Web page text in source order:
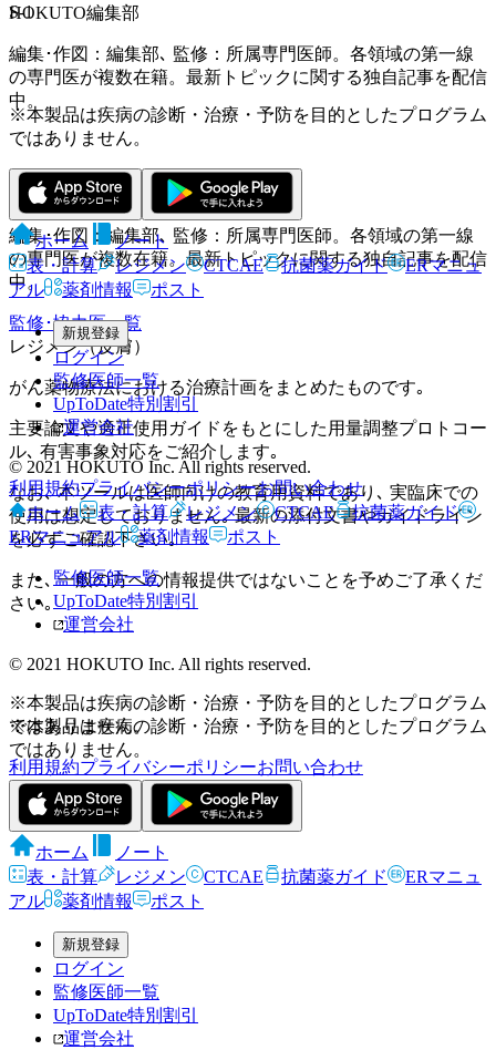
S-1
※本製品は疾病の診断・治療・予防を目的としたプログラム
ではありません。
ホーム
ノート
表・計算
レジメン CTCAE 抗菌薬ガイド
ERマニュ
アル
薬剤情報 ポスト
新規登録
ログイン
監修医師一覧
UpToDate特別割引
運営会社
© 2021 HOKUTO Inc. All rights reserved.
利用規約プライバシーポリシーお問い合わせ
ホーム
表・計算 レジメン CTCAE
抗菌薬ガイド
ERマニュアル
薬剤情報 ポスト
監修医師一覧
UpToDate特別割引
運営会社
© 2021 HOKUTO Inc. All rights reserved.
※本製品は疾病の診断・治療・予防を目的としたプログラム
ではありません。
利用規約プライバシーポリシーお問い合わせ
HOKUTO編集部
編集･作図：編集部､ 監修：所属専門医師。各領域の第一線
の専門医が複数在籍。最新トピックに関する独自記事を配信
中。
HOKUTO編集部
編集･作図：編集部､ 監修：所属専門医師。各領域の第一線
の専門医が複数在籍。最新トピックに関する独自記事を配信
中。
監修･協力医一覧
レジメン（皮膚）
がん薬物療法における治療計画をまとめたものです｡
主要論文や適正使用ガイドをもとにした用量調整プロトコー
ル､ 有害事象対応をご紹介します｡
なお､ 本ツールは医師向けの教育用資料であり､ 実臨床での
使用は想定しておりません｡ 最新の添付文書やガイドライン
を必ずご確認下さい｡
また､ 一般の方への情報提供ではないことを予めご了承くだ
さい｡
※本製品は疾病の診断・治療・予防を目的としたプログラム
ではありません。
ホーム
ノート
表・計算
レジメン CTCAE 抗菌薬ガイド
ERマニュ
アル
薬剤情報 ポスト
新規登録
ログイン
監修医師一覧
UpToDate特別割引
運営会社